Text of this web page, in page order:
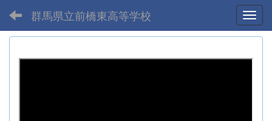
群馬県立前橋東高等学校